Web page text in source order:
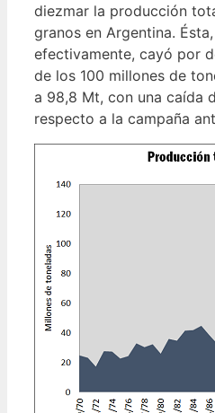
diezmar la producción
granos en Argentina. Ésta,
efectivamente, cayó por
de los 100 millones de
a 98,8 Mt, con una caída
respecto a la campaña